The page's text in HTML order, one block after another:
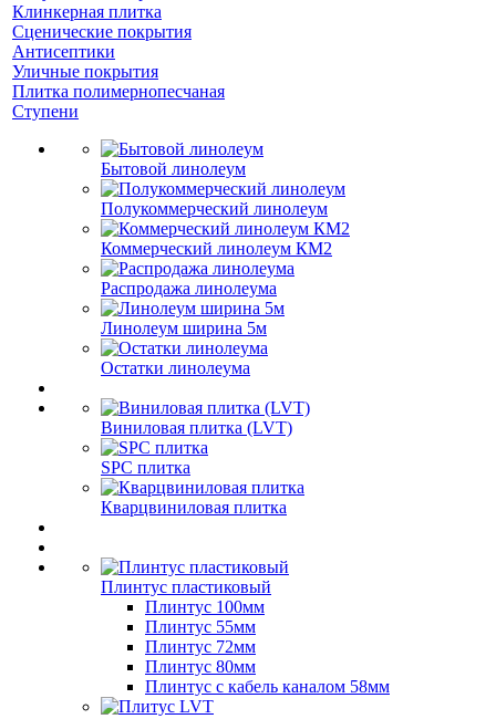
Клинкерная плитка
Сценические покрытия
Антисептики
Уличные покрытия
Плитка полимернопесчаная
Ступени
Бытовой линолеум
Полукоммерческий линолеум
Коммерческий линолеум КМ2
Распродажа линолеума
Линолеум ширина 5м
Остатки линолеума
Виниловая плитка (LVT)
SPC плитка
Кварцвиниловая плитка
Плинтус пластиковый
Плинтус 100мм
Плинтус 55мм
Плинтус 72мм
Плинтус 80мм
Плинтус с кабель каналом 58мм